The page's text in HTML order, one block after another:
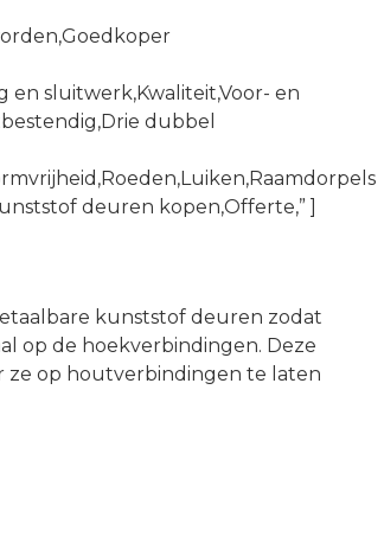
sluitwerk,Kwaliteit,Voor- en
dubbel
deuren kopen,Offerte,” ]
kunststof deuren zodat
op de hoekverbindingen. Deze
ze op houtverbindingen te laten